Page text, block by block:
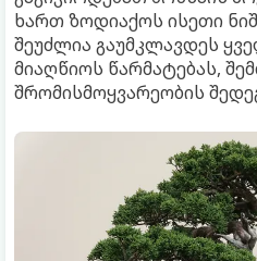
ხართ ზოდიაქოს ისეთი
შეუძლია გაუმკლავდეს
მიაღწიოს წარმატებას,
შრომისმოყვარეობის